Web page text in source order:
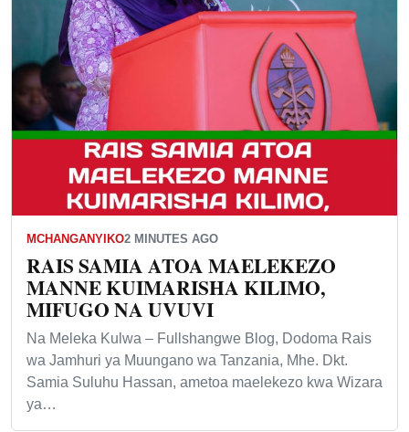
MCHANGANYIKO2 MINUTES AGO
RAIS SAMIA ATOA MAELEKEZO
MANNE KUIMARISHA KILIMO,
MIFUGO NA UVUVI
Na Meleka Kulwa – Fullshangwe Blog, Dodoma Rais
wa Jamhuri ya Muungano wa Tanzania, Mhe. Dkt.
Samia Suluhu Hassan, ametoa maelekezo kwa Wizara
ya…